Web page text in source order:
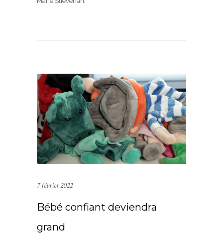
7 février 2022
Bébé confiant deviendra
grand